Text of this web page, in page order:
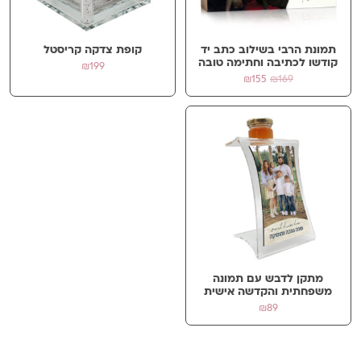
תמונת הרבי בשילוב כתב יד
קודשו לכתיבה וחתימה טובה
₪169
המחיר
המקורי
היה:
₪169.
₪155
הנוכחי
הוא:
קופת צדקה קריסטל
₪199
מתקן לדבש עם תמונה
משפחתית והקדשה אישית
₪89